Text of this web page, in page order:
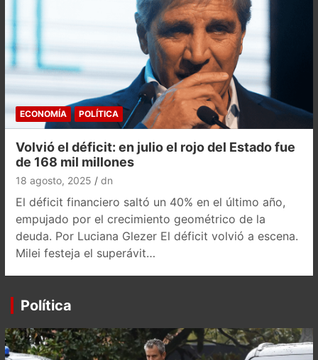
ECONOMÍA POLÍTICA
Volvió el déficit: en julio el rojo del Estado fue
de 168 mil millones
18 agosto, 2025 dn
El déficit financiero saltó un 40% en el último año,
empujado por el crecimiento geométrico de la
deuda. Por Luciana Glezer El déficit volvió a escena.
Milei festeja el superávit…
Política